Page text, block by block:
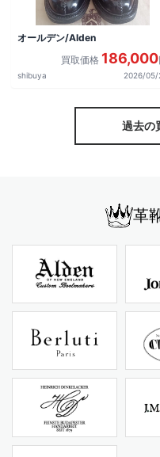
オールデン/Alden
買取価格 186,000
shibuya 2026/05/
過去の
革